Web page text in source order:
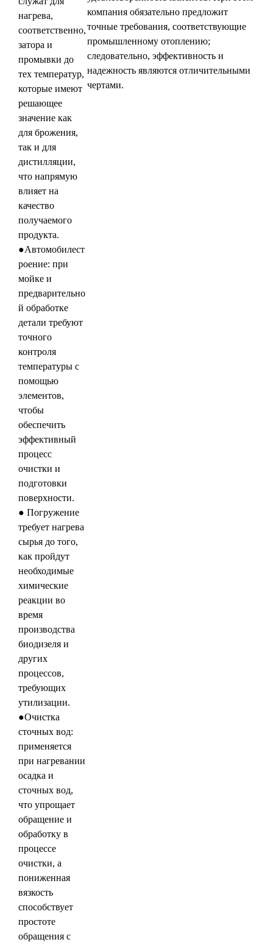
нагрева,
соответственно,
затора и
промывки до
тех температур,
которые имеют
решающее
значение как
для брожения,
так и для
дистилляции,
что напрямую
влияет на
качество
получаемого
продукта.
●Автомобилест
роение: при
мойке и
предварительно
й обработке
детали требуют
точного
контроля
температуры с
помощью
элементов,
чтобы
обеспечить
эффективный
процесс
очистки и
подготовки
поверхности.
● Погружение
требует нагрева
сырья до того,
как пройдут
необходимые
химические
реакции во
время
производства
биодизеля и
других
процессов,
требующих
утилизации.
●Очистка
сточных вод:
применяется
при нагревании
осадка и
сточных вод,
что упрощает
обращение и
обработку в
процессе
очистки, а
пониженная
вязкость
способствует
простоте
обращения с
компания обязательно предложит
точные требования, соответствующие
промышленному отоплению;
следовательно, эффективность и
надежность являются отличительными
чертами.